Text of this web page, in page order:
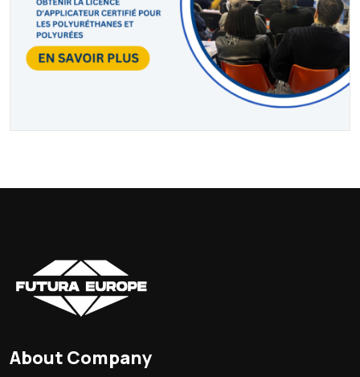
About Company